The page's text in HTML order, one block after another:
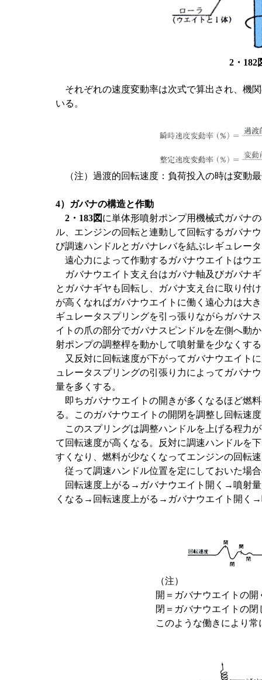
2・182
それぞれの速度変動率は次式で算出され、機
いる。
（注）過渡的回転速度：負荷投入の時は変動
4）ガバナの構造と作動
2・183図に単体形噴射ポンプ用機械式ガバナ
ル、エンジンの回転と連動して回転するガバナ
び調速ハンドルとガバナレバを結ぶレギュレー
遠心力によって作動するガバナウエイトはウ
ガバナウエイト支え台はガバナ軸及びガバナ
とガバナギヤも回転し、ガバナ支え台に取り付
が高くなればガバナウエイトに働く遠心力は大
ギュレータスプリングを引っ張りながらガバナ
イトの爪の部分でガバナスピンドルを左側へ動
射ポンプの調整桿を動かして噴射量を少なくす
又反対に回転速度が下がってガバナウエイト
ュレータスプリングの引張り力によってガバナ
量を多くする。
即ちガバナウエイトの開きが多くなるほど燃
る。このガバナウエイトの開閉を調整し回転速
このスプリングは調整ハンドルを上げる程力
て回転速度が高くなる。反対に調速ハンドルを
すくなり、燃料が少なくなってエンジンの回転
従って調速ハンドル位置を定にしておいた場
回転速度上がる→ガバナウエイト開く→噴射
くなる→回転速度上がる→ガバナウエイト開く
（注）
開＝ガバナウエイトの開
閉＝ガバナウエイトの閉
このような働きにより常